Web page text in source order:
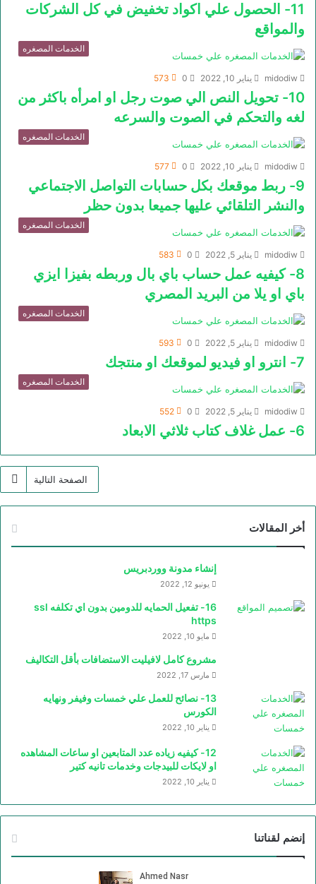
11- الحصول علي اكواد تخفيض في كل الشركات
والمواقع
الخدمات المصغره
midodiw يناير 10, 2022 0
573
10- تحويل النص الي صوت رجل او امرأه باكثر من
لغه والتحكم في الصوت والسرعه
الخدمات المصغره
midodiw يناير 10, 2022 0
577
9- ربط موقعك بكل حسابات التواصل الاجتماعي
والنشر التلقائي عليها جميعا بدون حظر
الخدمات المصغره
midodiw يناير 5, 2022 0
583
8- كيفيه عمل حساب باي بال وربطه بفيزا ايزي
باي او يلا من البريد المصري
الخدمات المصغره
midodiw يناير 5, 2022 0
593
7- انترو او فيديو لموقعك او منتجك
الخدمات المصغره
midodiw يناير 5, 2022 0
552
6- عمل غلاف كتاب ثلاثي الابعاد
الصفحة التالية
أخر المقالات
إنشاء مدونة ووردبريس
يونيو 12, 2022
16- تفعيل الحمايه للدومين بدون اي تكلفه ssl
https
مايو 10, 2022
مشروع كامل لافيليت الاستضافات بأقل التكاليف
مارس 17, 2022
13- نصائح للعمل علي خمسات وفيفر ونهايه
الكورس
يناير 10, 2022
12- كيفيه زياده عدد المتابعين او ساعات المشاهده
او لايكات للبيدجات وخدمات تانيه كتير
يناير 10, 2022
إنضم لقناتنا